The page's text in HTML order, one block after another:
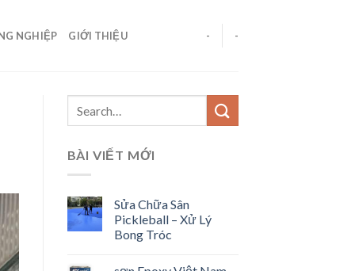
NGHIỆP GIỚI THIỆU - -
BÀI VIẾT MỚI
Sửa Chữa Sân
Pickleball – Xử Lý
Bong Tróc